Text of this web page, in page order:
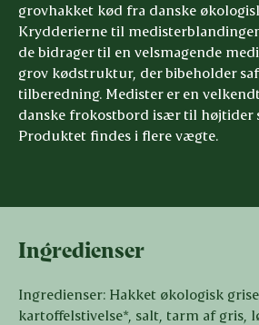
grovhakket kød fra danske
Krydderierne til
de bidrager til en velsmagende
grov kødstruktur, der bibeholder
tilberedning. Medister er en
danske frokostbord især til højtider
Produktet findes i flere vægte.
Ingredienser
Ingredienser: Hakket økologisk
kartoffelstivelse*, salt, tarm af gris,